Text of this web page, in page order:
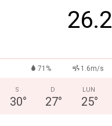
26.2
71% 1.6m/s
S
30°
D
27°
LUN
25°